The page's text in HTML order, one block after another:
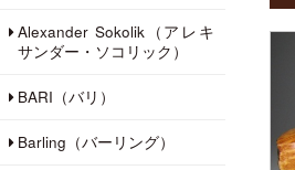
Alexander Sokolik（アレキ
サンダー・ソコリック）
BARI（バリ）
Barling（バーリング）